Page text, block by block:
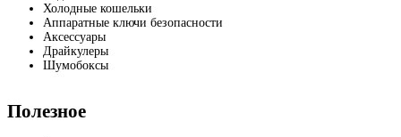
Холодные кошельки
Аппаратные ключи безопасности
Аксессуары
Драйкулеры
Шумобоксы
Полезное